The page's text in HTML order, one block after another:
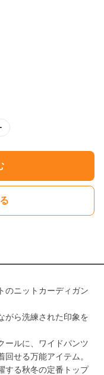
のニットカーディガン
がら洗練された印象を
ールに、ワイドパンツ
せる万能アイテム。
する秋冬の定番トップ